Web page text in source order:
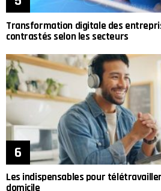
Transformation digitale des
contrastés selon les secteurs
Les indispensables pour
domicile